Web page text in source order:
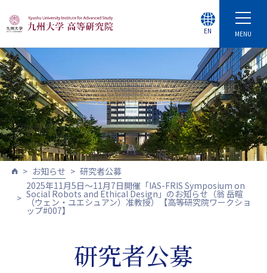
MENU
EN
お知らせ
研究者公募
2025年11月5日～11月7日開催「IAS-FRIS Symposium on
Social Robots and Ethical Design」のお知らせ（翁 岳暄
（ウェン・ユエシュアン）准教授）【高等研究院ワークショ
ップ#007】
研究者公募